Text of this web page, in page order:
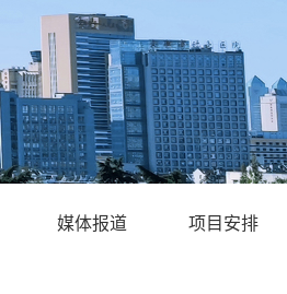
媒体报道 项目安排